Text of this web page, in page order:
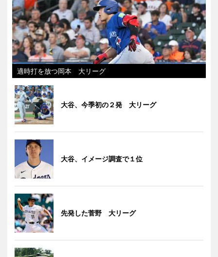
適時打を放つ岡本 大リーグ
大谷、今季初の２発 大リーグ
大谷、イメージ調査で１位
先発した菅野 大リーグ